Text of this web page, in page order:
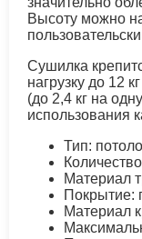
Высоту можно
Сушилка
нагрузку до 12
(до 2,4 кг на
использования
Тип:
Материал
Покрытие:
Материал